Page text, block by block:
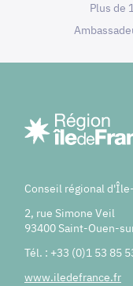
Plus de
Conseil régional
2, rue Simone Veil
93400 Saint-Ouen-
Tél. : +33 (0)1 53 85
www.iledefrance.fr